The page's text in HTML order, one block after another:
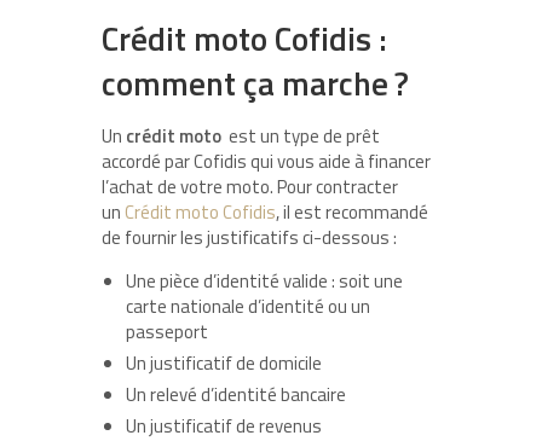
Crédit moto Cofidis :
comment ça marche ?
Un crédit moto est un type de prêt
accordé par Cofidis qui vous aide à financer
l’achat de votre moto. Pour contracter
un Crédit moto Cofidis, il est recommandé
de fournir les justificatifs ci-dessous :
Une pièce d’identité valide : soit une
carte nationale d’identité ou un
passeport
Un justificatif de domicile
Un relevé d’identité bancaire
Un justificatif de revenus